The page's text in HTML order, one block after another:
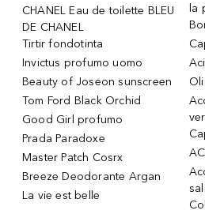
CHANEL Eau de toilette BLEU
DE CHANEL
Tirtir fondotinta
Invictus profumo uomo
Beauty of Joseon sunscreen
Tom Ford Black Orchid
Good Girl profumo
Prada Paradoxe
Master Patch Cosrx
Breeze Deodorante Argan
La vie est belle
la